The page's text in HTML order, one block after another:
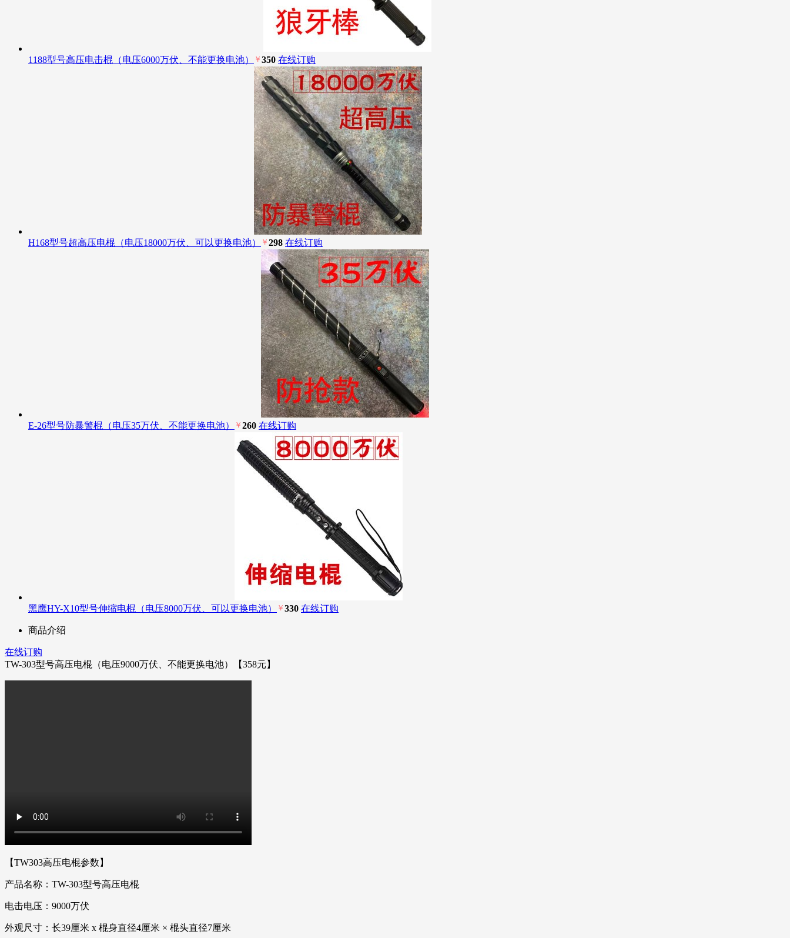
1188型号高压电击棍（电压6000万伏、不能更换电池） ￥ 350 在线订购
H168型号超高压电棍（电压18000万伏、可以更换电池） ￥ 298 在线订购
E-26型号防暴警棍（电压35万伏、不能更换电池） ￥ 260 在线订购
黑鹰HY-X10型号伸缩电棍（电压8000万伏、可以更换电池） ￥ 330 在线订购
商品介绍
在线订购
TW-303型号高压电棍（电压9000万伏、不能更换电池）【358元】
【TW303高压电棍参数】
产品名称：TW-303型号高压电棍
电击电压：9000万伏
外观尺寸：长39厘米 x 棍身直径4厘米 × 棍头直径7厘米